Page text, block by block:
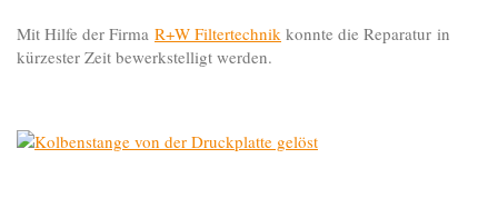
Mit Hilfe der Firma R+W Filtertechnik konnte die Reparatur in
kürzester Zeit bewerkstelligt werden.